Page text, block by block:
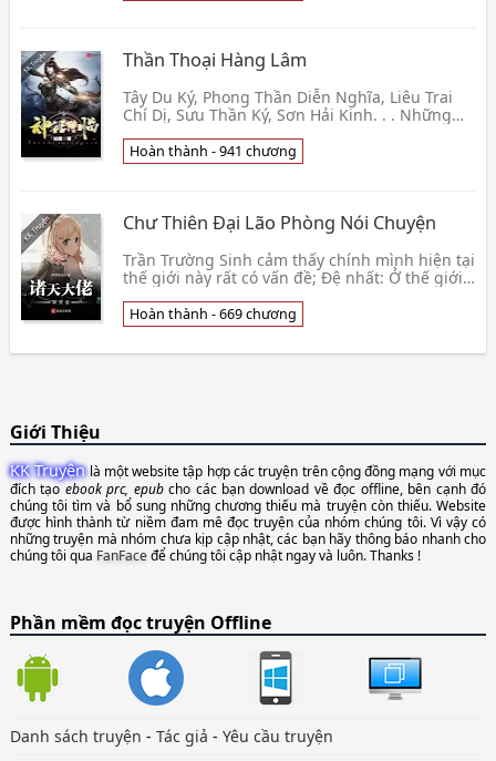
Thần Thoại Hàng Lâm
Tây Du Ký, Phong Thần Diễn Nghĩa, Liêu Trai
Chí Dị, Sưu Thần Ký, Sơn Hải Kinh. . . Những
lại là👦 Như L
Hoàn thành - 941 chương
Chư Thiên Đại Lão Phòng Nói Chuyện
Trần Trường Sinh cảm thấy chính mình hiện tại
thế giới này rất có vấn đề; Đệ nhất: Ở thế giới
v👦 Tiếu Úy Dư Sinh
Hoàn thành - 669 chương
Giới Thiệu
KK Truyệnlà một website tập hợp các truyện trên cộng đồng mạng với mục
đích tạoebook prc, epubcho các bạn download về đọc offline, bên cạnh đó
chúng tôi tìm và bổ sung những chương thiếu mà truyện còn thiếu. Website
được hình thành từ niềm đam mê đọc truyện của nhóm chúng tôi. Vì vậy có
những truyện mà nhóm chưa kịp cập nhật, các bạn hãy thông báo nhanh cho
chúng tôi qua FanFaceđể chúng tôi cập nhật ngay và luôn. Thanks !
Phần mềm đọc truyện Offline
Danh sách truyện - Tác giả - Yêu cầu truyện